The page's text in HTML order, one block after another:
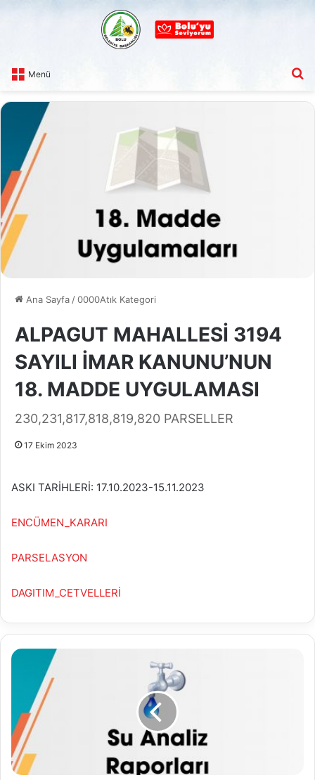
Menü
Ana Sayfa/0000Atık Kategori
ALPAGUT MAHALLESİ 3194
SAYILI İMAR KANUNU’NUN
18. MADDE UYGULAMASI
230,231,817,818,819,820 PARSELLER
17 Ekim 2023
ASKI TARİHLERİ: 17.10.2023-15.11.2023
ENCÜMEN_KARARI
PARSELASYON
DAGITIM_CETVELLERİ
16.10.2023
Raporu